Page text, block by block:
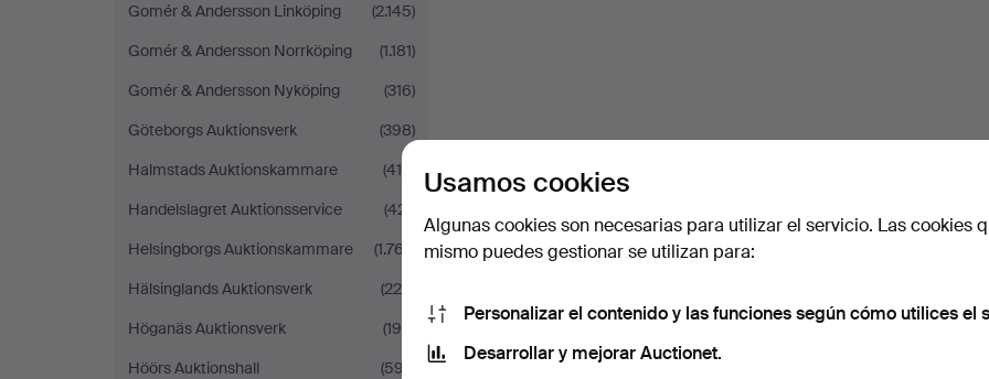
Gomér & Andersson Linköping
(2.145)
Gomér & Andersson Norrköping
(1.181)
Gomér & Andersson Nyköping
(316)
Göteborgs Auktionsverk
(398)
Halmstads Auktionskammare
(419)
Handelslagret Auktionsservice
(421)
Helsingborgs Auktionskammare
(1.767)
Hälsinglands Auktionsverk
(225)
Höganäs Auktionsverk
(198)
Höörs Auktionshall
(597)
Usamos cookies
Algunas cookies son necesarias para utilizar el servicio. Las cookies
mismo puedes gestionar se utilizan para:
Personalizar el contenido y las funciones según cómo utilices el
Desarrollar y mejorar Auctionet.